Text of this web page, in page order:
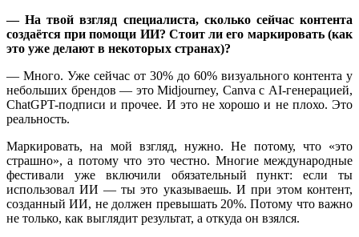
— На твой взгляд специалиста, сколько сейчас контента
создаётся при помощи ИИ? Стоит ли его маркировать (как
это уже делают в некоторых странах)?
— Много. Уже сейчас от 30% до 60% визуального контента у
небольших брендов — это Midjourney, Canva с AI-генерацией,
ChatGPT-подписи и прочее. И это не хорошо и не плохо. Это
реальность.
Маркировать, на мой взгляд, нужно. Не потому, что «это
страшно», а потому что это честно. Многие международные
фестивали уже включили обязательный пункт: если ты
использовал ИИ — ты это указываешь. И при этом контент,
созданный ИИ, не должен превышать 20%. Потому что важно
не только, как выглядит результат, а откуда он взялся.